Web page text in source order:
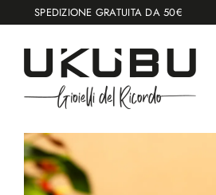
al
contenuto
SPEDIZIONE GRATUITA DA 50€